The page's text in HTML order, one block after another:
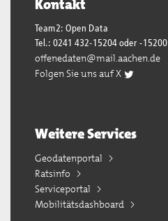
Kontakt
Team2: Open Data
Tel.: 0241 432-15204 oder -15200
offenedaten@mail.aachen.de
Folgen Sie uns auf X
Weitere Services
Geodatenportal
Ratsinfo
Serviceportal
Mobilitätsdashboard